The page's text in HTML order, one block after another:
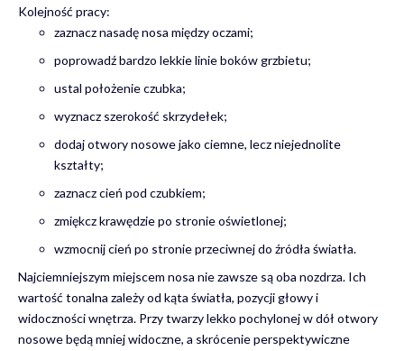
Kolejność pracy:
zaznacz nasadę nosa między oczami;
poprowadź bardzo lekkie linie boków grzbietu;
ustal położenie czubka;
wyznacz szerokość skrzydełek;
dodaj otwory nosowe jako ciemne, lecz niejednolite
kształty;
zaznacz cień pod czubkiem;
zmiękcz krawędzie po stronie oświetlonej;
wzmocnij cień po stronie przeciwnej do źródła światła.
Najciemniejszym miejscem nosa nie zawsze są oba nozdrza. Ich
wartość tonalna zależy od kąta światła, pozycji głowy i
widoczności wnętrza. Przy twarzy lekko pochylonej w dół otwory
nosowe będą mniej widoczne, a skrócenie perspektywiczne